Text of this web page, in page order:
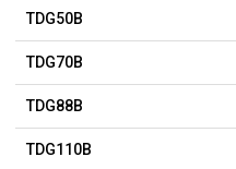
TDG50B
TDG70B
TDG88B
TDG110B